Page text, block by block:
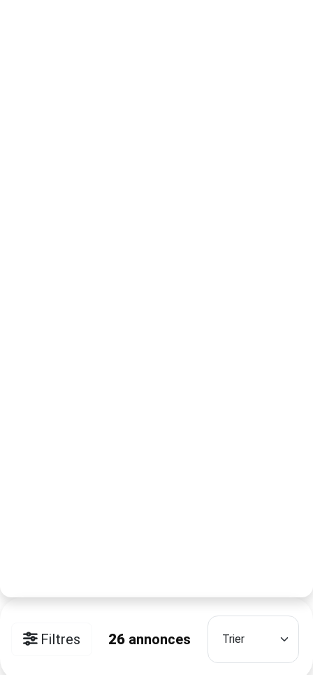
Filtres 26annonces